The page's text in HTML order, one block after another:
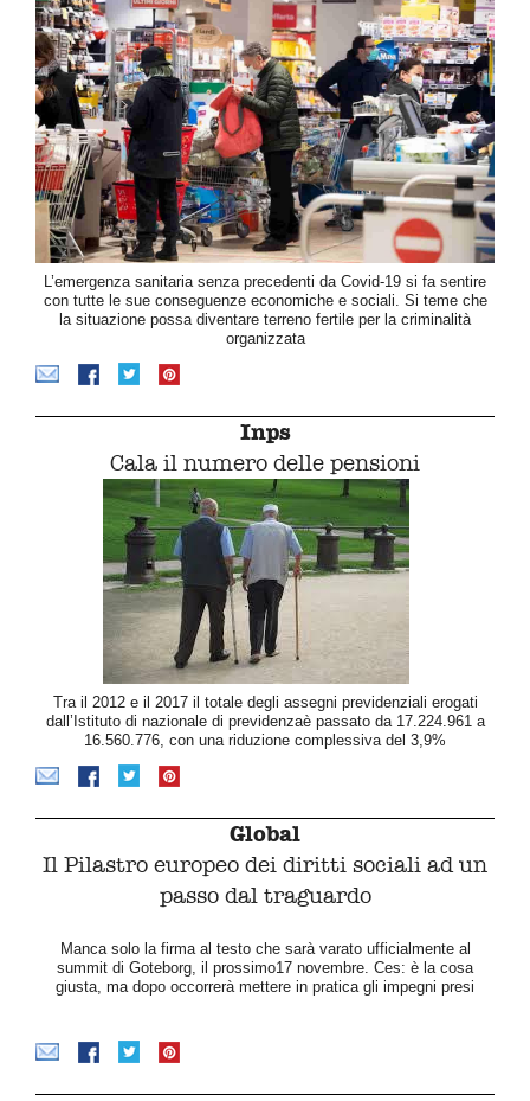
L’emergenza sanitaria senza precedenti da Covid-19 si fa sentire
con tutte le sue conseguenze economiche e sociali. Si teme che
la situazione possa diventare terreno fertile per la criminalità
organizzata
Inps
Cala il numero delle pensioni
Tra il 2012 e il 2017 il totale degli assegni previdenziali erogati
dall’Istituto di nazionale di previdenzaè passato da 17.224.961 a
16.560.776, con una riduzione complessiva del 3,9%
Global
Il Pilastro europeo dei diritti sociali ad un
passo dal traguardo
Manca solo la firma al testo che sarà varato ufficialmente al
summit di Goteborg, il prossimo17 novembre. Ces: è la cosa
giusta, ma dopo occorrerà mettere in pratica gli impegni presi